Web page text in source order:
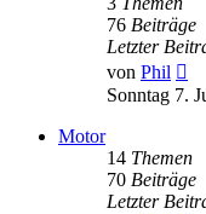
76 Beiträge
Letzter
von Phil
Sonntag 7.
Motor
14 Themen
70 Beiträge
Letzter